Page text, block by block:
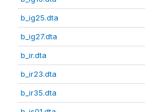
b_ig25.dta
b_ig27.dta
b_ir.dta
b_ir23.dta
b_ir35.dta